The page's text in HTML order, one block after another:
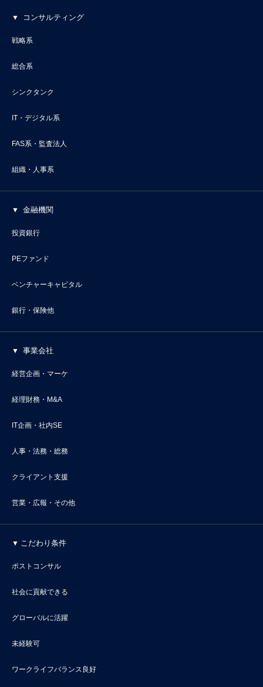
コンサルティング
戦略系
総合系
シンクタンク
IT・デジタル系
FAS系・監査法人
組織・人事系
金融機関
投資銀行
PEファンド
ベンチャーキャピタル
銀行・保険他
事業会社
経営企画・マーケ
経理財務・M&A
IT企画・社内SE
人事・法務・総務
クライアント支援
営業・広報・その他
こだわり条件
ポストコンサル
社会に貢献できる
グローバルに活躍
未経験可
ワークライフバランス良好